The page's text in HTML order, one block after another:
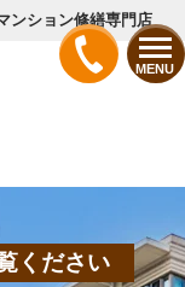
MENU
ンション修繕専門店
ください